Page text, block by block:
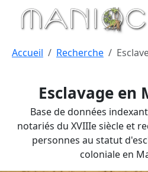
Aller au contenu principal
Esclavage
Base de données
notariés du XVIIIe siècle et
personnes au statut
coloniale en
Accueil Recherche